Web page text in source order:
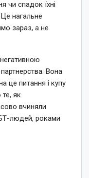
чи спадок їхні
нагальне
зараз, а не
партнерства. Вона
це питання і купу
те, як
вчиняли
людей, роками